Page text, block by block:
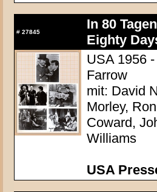
# 27845
In 80
Eighty
USA 1956
Farrow
mit: David
Morley,
Coward,
Williams
USA